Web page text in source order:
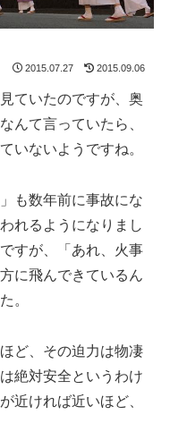
2015.07.27 2015.09.06
ていたのですが、奥
んて言っていたら、
いないようですね。
も数年前に事故にな
れるようになりまし
すが、「あれ、火事
に飛んできているん
。
ど、その迫力は物凄
絶対安全というわけ
近ければ近いほど、